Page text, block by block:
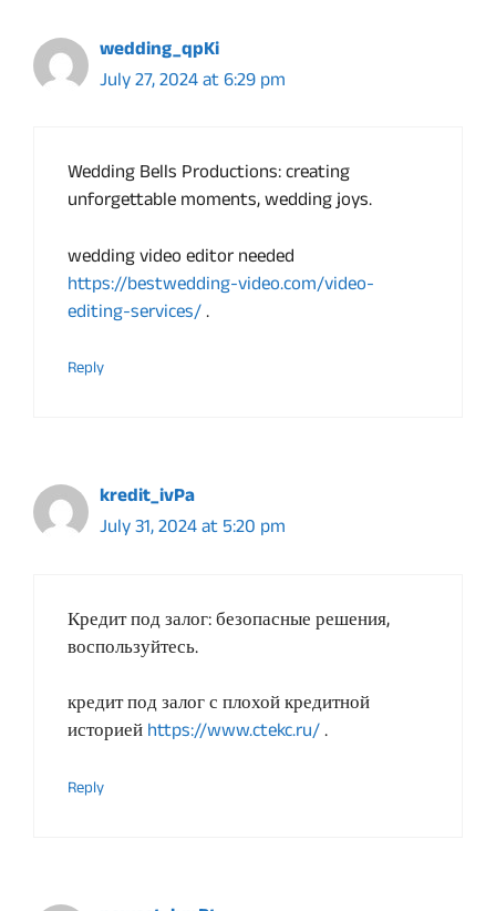
wedding_qpKi
July 27, 2024 at 6:29 pm
Wedding Bells Productions: creating
unforgettable moments, wedding joys.
wedding video editor needed
https://bestwedding-video.com/video-
editing-services/.
Reply
kredit_ivPa
July 31, 2024 at 5:20 pm
Кредит под залог: безопасные решения,
воспользуйтесь.
кредит под залог с плохой кредитной
историейhttps://www.ctekc.ru/.
Reply